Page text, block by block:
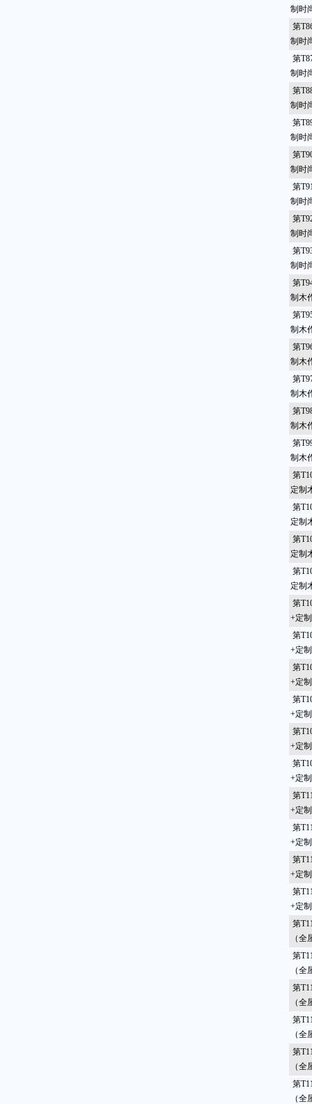
制时
第
制时
第
制时
第
制时
第
制时
第
制时
第
制时
第
制时
第
制时
第
制木
第
制木
第
制木
第
制木
第
制木
第
制木
第
定制
第
定制
第
定制
第
定制
第
+定
第
+定
第
+定
第
+定
第
+定
第
+定
第
+定
第
+定
第
+定
第
+定
第
（
第
（
第
（
第
（
第
（
第
（